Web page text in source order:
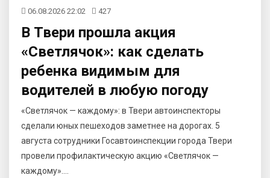
06.08.2026 22:02 427
В Твери прошла акция
«Светлячок»: как сделать
ребенка видимым для
водителей в любую погоду
«Светлячок — каждому»: в Твери автоинспекторы
сделали юных пешеходов заметнее на дорогах. 5
августа сотрудники Госавтоинспекции города Твери
провели профилактическую акцию «Светлячок —
каждому»....